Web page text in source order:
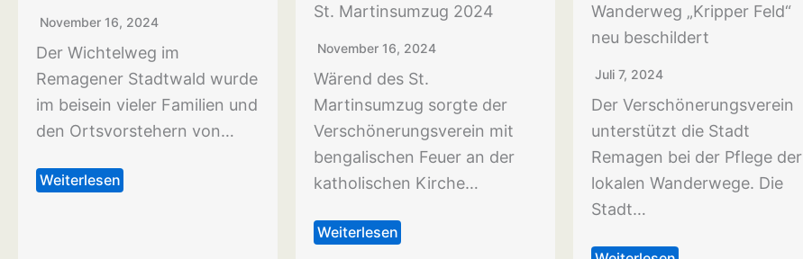
November 16, 2024
Der Wichtelweg im
Remagener Stadtwald wurde
im beisein vieler Familien und
den Ortsvorstehern von…
Weiterlesen
St. Martinsumzug 2024
November 16, 2024
Wärend des St.
Martinsumzug sorgte der
Verschönerungsverein mit
bengalischen Feuer an der
katholischen Kirche…
Weiterlesen
Wanderweg „Kripper Feld“
neu beschildert
Juli 7, 2024
Der Verschönerungsverein
unterstützt die Stadt
Remagen bei der Pflege der
lokalen Wanderwege. Die
Stadt…